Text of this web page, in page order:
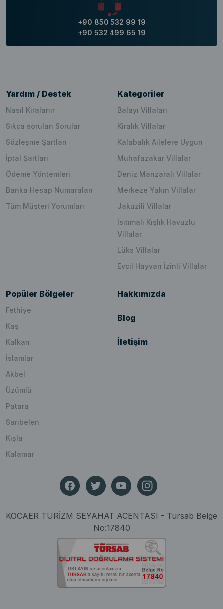
+90 850 532 99 19
+90 532 499 65 19
Yardım / Destek
Nasıl Kiralanır
Sıkça sorulan Sorular
Sözleşme Şartları
İptal Şartları
Ödeme Yöntemleri
Banka Hesap Numaraları
Tüm Müşteri Yorumları
Kategoriler
Balayı Villaları
Kiralık Villalar
Kalabalık Ailelere Uygun
Muhafazakar Villalar
Deniz Manzaralı Villalar
Merkeze Yakın Villalar
Jakuzili Villalar
Isıtımalı Kışlık Havuzlu
Villalar
Lüks Villalar
Evcil Hayvan İzinli Villalar
Popüler Bölgeler
Fethiye
Kaş
Kalkan
İslamlar
Akbel
Üzümlü
Patara
Sarıbelen
Kışla
Kalamar
Hakkımızda
Blog
İletişim
KOCAER TURİZM SEYAHAT ACENTASI - Tursab Belge
No:17840